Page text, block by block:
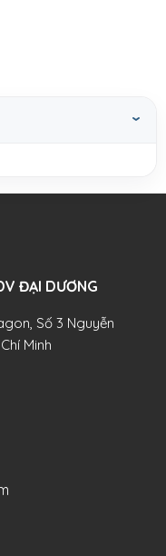
ĐẠI DƯƠNG​
Số 3 Nguyễn
Minh